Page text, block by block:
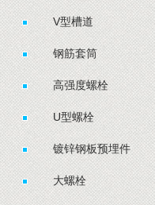
V型槽道
钢筋套筒
高强度螺栓
U型螺栓
镀锌钢板预埋件
大螺栓